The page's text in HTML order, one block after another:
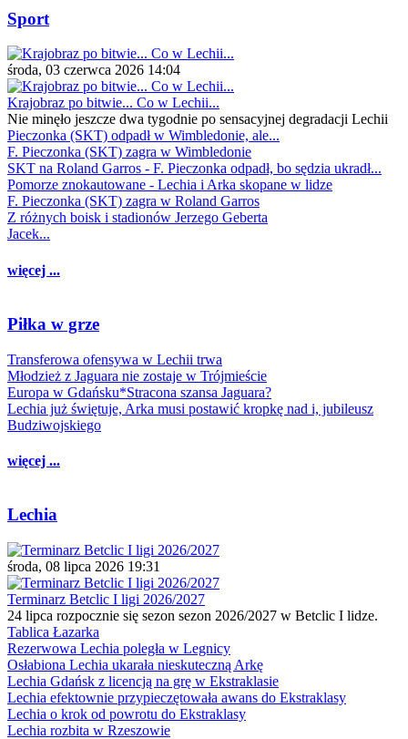
Sport
środa, 03 czerwca 2026 14:04
Krajobraz po bitwie... Co w Lechii...
Nie minęło jeszcze dwa tygodnie po sensacyjnej degradacji Lechii
Pieczonka (SKT) odpadł w Wimbledonie, ale...
F. Pieczonka (SKT) zagra w Wimbledonie
SKT na Roland Garros - F. Pieczonka odpadł, bo sędzia ukradł...
Pomorze znokautowane - Lechia i Arka skopane w lidze
F. Pieczonka (SKT) zagra w Roland Garros
Z różnych boisk i stadionów Jerzego Geberta
Jacek...
więcej ...
Piłka w grze
Transferowa ofensywa w Lechii trwa
Młodzież z Jaguara nie zostaje w Trójmieście
Europa w Gdańsku*Stracona szansa Jaguara?
Lechia już świętuje, Arka musi postawić kropkę nad i, jubileusz
Budziwojskiego
więcej ...
Lechia
środa, 08 lipca 2026 19:31
Terminarz Betclic I ligi 2026/2027
24 lipca rozpocznie się sezon sezon 2026/2027 w Betclic I lidze.
Tablica Łazarka
Rezerwowa Lechia poległa w Legnicy
Osłabiona Lechia ukarała nieskuteczną Arkę
Lechia Gdańsk z licencją na grę w Ekstraklasie
Lechia efektownie przypieczętowała awans do Ekstraklasy
Lechia o krok od powrotu do Ekstraklasy
Lechia rozbita w Rzeszowie